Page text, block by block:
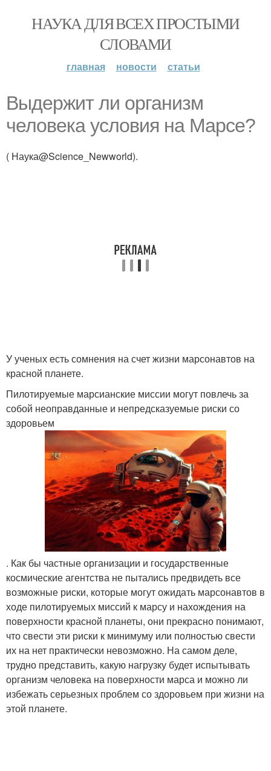
НАУКА ДЛЯ ВСЕХ ПРОСТЫМИ
СЛОВАМИ
главная новости статьи
Выдержит ли организм
человека условия на Марсе?
( Наука@Science_Newworld).
У ученых есть сомнения на счет жизни марсонавтов на
красной планете.
Пилотируемые марсианские миссии могут повлечь за
собой неоправданные и непредсказуемые риски со
здоровьем
. Как бы частные организации и государственные
космические агентства не пытались предвидеть все
возможные риски, которые могут ожидать марсонавтов в
ходе пилотируемых миссий к марсу и нахождения на
поверхности красной планеты, они прекрасно понимают,
что свести эти риски к минимуму или полностью свести
их на нет практически невозможно. На самом деле,
трудно представить, какую нагрузку будет испытывать
организм человека на поверхности марса и можно ли
избежать серьезных проблем со здоровьем при жизни на
этой планете.